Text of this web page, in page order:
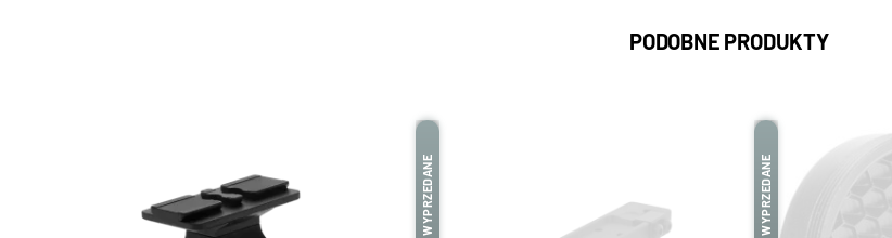
PODOBNE PRODUKTY
WYPRZEDANE WYPRZEDANE